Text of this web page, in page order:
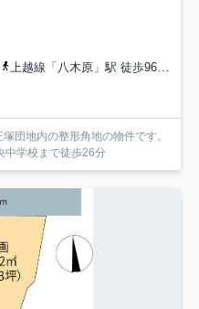
上越線「八木原」駅 徒歩96分
団地内の整形角地の物件です。
中学校まで徒歩26分